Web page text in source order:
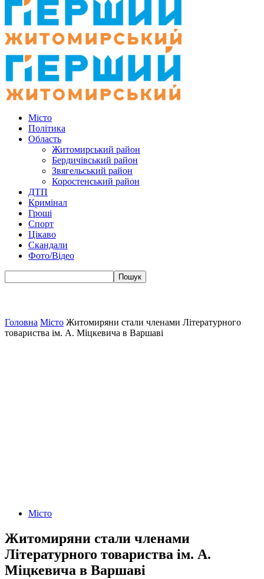
Місто
Політика
Область
Житомирський район
Бердичівський район
Звягельський район
Коростенський район
ДТП
Кримінал
Гроші
Спорт
Цікаво
Скандали
Фото/Відео
Головна Місто Житомиряни стали членами Літературного
товариства ім. А. Міцкевича в Варшаві
Місто
Житомиряни стали членами
Літературного товариства ім. А.
Міцкевича в Варшаві